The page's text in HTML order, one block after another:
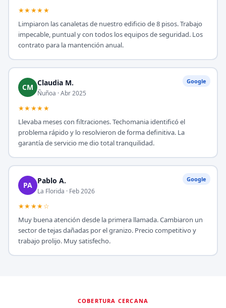
★★★★★
Limpiaron las canaletas de nuestro edificio de 8 pisos. Trabajo
impecable, puntual y con todos los equipos de seguridad. Los
contrato para la mantención anual.
Google
CM Claudia M.
Ñuñoa · Abr 2025
★★★★★
Llevaba meses con filtraciones. Techomania identificó el
problema rápido y lo resolvieron de forma definitiva. La
garantía de servicio me dio total tranquilidad.
Google
PA Pablo A.
La Florida · Feb 2026
★★★★☆
Muy buena atención desde la primera llamada. Cambiaron un
sector de tejas dañadas por el granizo. Precio competitivo y
trabajo prolijo. Muy satisfecho.
COBERTURA CERCANA